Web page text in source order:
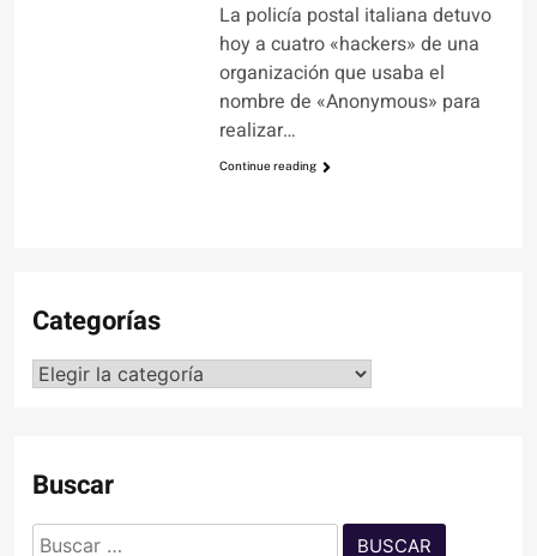
La policía postal italiana detuvo
hoy a cuatro «hackers» de una
organización que usaba el
nombre de «Anonymous» para
realizar…
Continue reading
Categorías
Categorías
Buscar
Buscar: